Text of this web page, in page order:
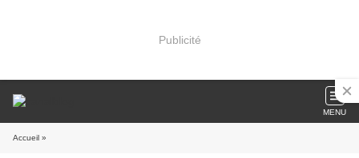
Publicité
MENU
Accueil »